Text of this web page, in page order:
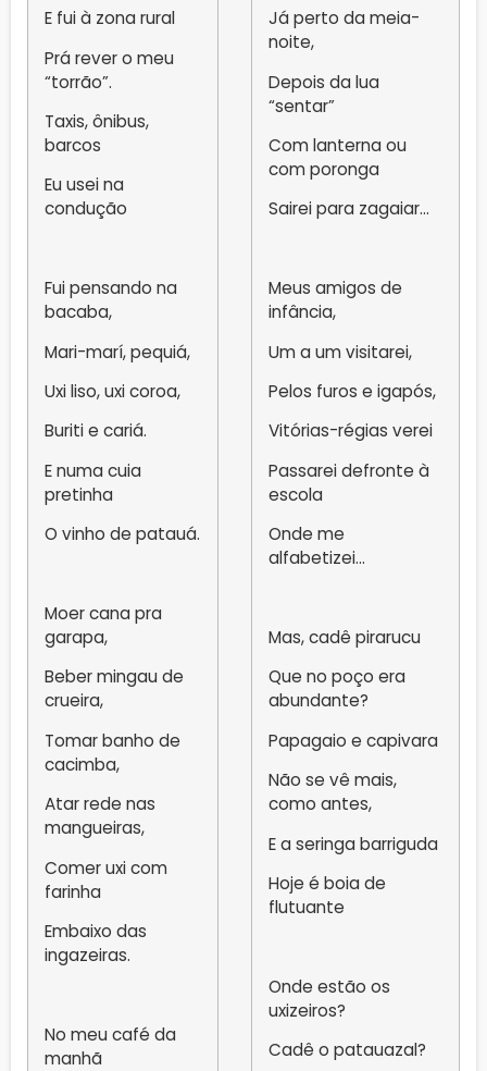
E fui à zona rural
Prá rever o meu
“torrão”.
Taxis, ônibus,
barcos
Eu usei na
condução
Fui pensando na
bacaba,
Mari-marí, pequiá,
Uxi liso, uxi coroa,
Buriti e cariá.
E numa cuia
pretinha
O vinho de patauá.
Moer cana pra
garapa,
Beber mingau de
crueira,
Tomar banho de
cacimba,
Atar rede nas
mangueiras,
Comer uxi com
farinha
Embaixo das
ingazeiras.
No meu café da
manhã
Já perto da meia-
noite,
Depois da lua
“sentar”
Com lanterna ou
com poronga
Sairei para zagaiar…
Meus amigos de
infância,
Um a um visitarei,
Pelos furos e igapós,
Vitórias-régias verei
Passarei defronte à
escola
Onde me
alfabetizei…
Mas, cadê pirarucu
Que no poço era
abundante?
Papagaio e capivara
Não se vê mais,
como antes,
E a seringa barriguda
Hoje é boia de
flutuante
Onde estão os
uxizeiros?
Cadê o patauazal?